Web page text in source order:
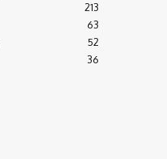
213
63
52
36